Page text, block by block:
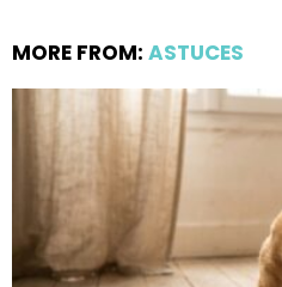
MORE FROM: ASTUCES